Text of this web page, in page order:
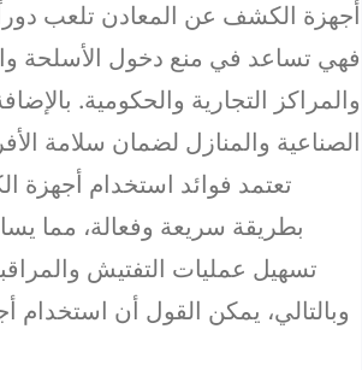
أجهزة الكشف عن المعادن تلعب
فهي تساعد في منع دخول الأسلحة
والمراكز التجارية والحكومية.
الصناعية والمنازل لضمان سلامة
تعتمد فوائد استخدام
بطريقة سريعة وفعالة، مما
تسهيل عمليات التفتيش
وبالتالي، يمكن القول أن